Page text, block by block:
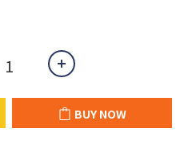
BUY NOW